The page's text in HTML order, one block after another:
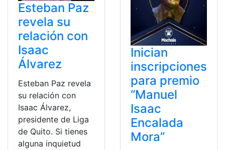
Esteban Paz
revela su
relación con
Isaac
Álvarez
Esteban Paz revela
su relación con
Isaac Álvarez,
presidente de Liga
de Quito. Si tienes
alguna inquietud
Inician
inscripciones
para premio
“Manuel
Isaac
Encalada
Mora”